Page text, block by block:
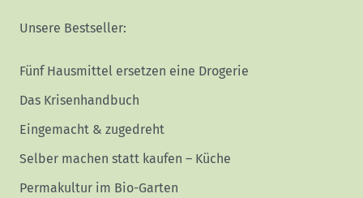
Unsere Bestseller:
Fünf Hausmittel ersetzen eine Drogerie
Das Krisenhandbuch
Eingemacht & zugedreht
Selber machen statt kaufen – Küche
Permakultur im Bio-Garten